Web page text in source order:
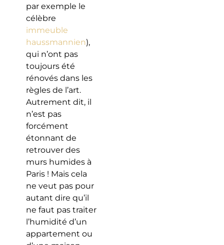
par exemple le
célèbre
immeuble
haussmannien),
qui n’ont pas
toujours été
rénovés dans les
règles de l’art.
Autrement dit, il
n’est pas
forcément
étonnant de
retrouver des
murs humides à
Paris ! Mais cela
ne veut pas pour
autant dire qu’il
ne faut pas traiter
l’humidité d’un
appartement ou